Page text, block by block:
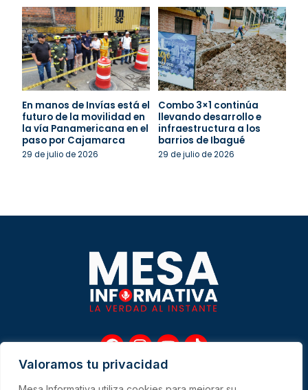
Valoramos tu privacidad
En manos de Invías está el
futuro de la movilidad en
la vía Panamericana en el
paso por Cajamarca
29 de julio de 2026
Combo 3×1 continúa
llevando desarrollo e
infraestructura a los
barrios de Ibagué
29 de julio de 2026
F
a
c
e
I
n
s
t
Y
u
t
T
t